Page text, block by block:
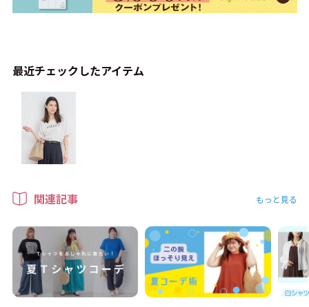
最近チェックしたアイテム
関連記事 もっと見る